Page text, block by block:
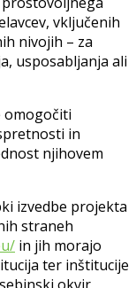
vključenih
nivojih – za
usposabljanja ali
omogočiti
in
njihovem
izvedbe projekta
straneh
in jih morajo
ter inštitucije